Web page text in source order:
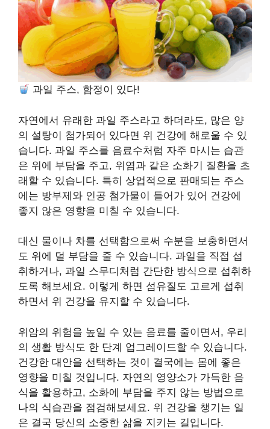
과일 주스, 함정이 있다!
자연에서 유래한 과일 주스라고 하더라도, 많은 양
의 설탕이 첨가되어 있다면 위 건강에 해로울 수 있
습니다. 과일 주스를 음료수처럼 자주 마시는 습관
은 위에 부담을 주고, 위염과 같은 소화기 질환을 초
래할 수 있습니다. 특히 상업적으로 판매되는 주스
에는 방부제와 인공 첨가물이 들어가 있어 건강에
좋지 않은 영향을 미칠 수 있습니다.
대신 물이나 차를 선택함으로써 수분을 보충하면서
도 위에 덜 부담을 줄 수 있습니다. 과일을 직접 섭
취하거나, 과일 스무디처럼 간단한 방식으로 섭취하
도록 해보세요. 이렇게 하면 섬유질도 고르게 섭취
하면서 위 건강을 유지할 수 있습니다.
위암의 위험을 높일 수 있는 음료를 줄이면서, 우리
의 생활 방식도 한 단계 업그레이드할 수 있습니다.
건강한 대안을 선택하는 것이 결국에는 몸에 좋은
영향을 미칠 것입니다. 자연의 영양소가 가득한 음
식을 활용하고, 소화에 부담을 주지 않는 방법으로
나의 식습관을 점검해보세요. 위 건강을 챙기는 일
은 결국 당신의 소중한 삶을 지키는 길입니다.